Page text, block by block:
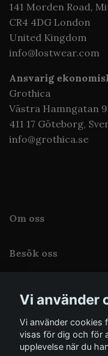
141 Morden Road,
CR4 4DG London
United Kingdom
info@lostwear.com
Ansvarig
Grothica
Västra Hamngatan 9
411 17 Göteborg,
info@grothica.se
Om oss
Besök oss
Sociala medier
Vi använder
Vi använder cookies
visas för dig och för
upplevelse när du